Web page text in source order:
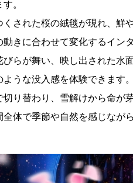
。
された桜の絨毯が現れ、鮮
きに合わせて変化するイン
らが舞い、映し出された水
うな没入感を体験できます。
り替わり、雪解けから命が
体で季節や自然を感じなが